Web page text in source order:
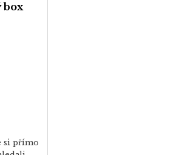
box
si přímo